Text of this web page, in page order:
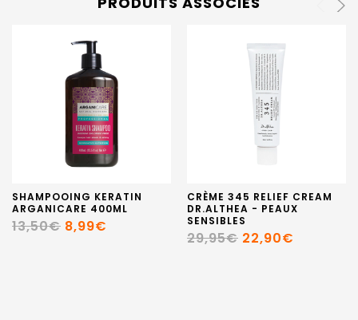
SHAMPOOING KERATIN
ARGANICARE 400ML
13,50€ 8,99€
CRÈME 345 RELIEF CREAM
DR.ALTHEA - PEAUX
SENSIBLES
29,95€ 22,90€